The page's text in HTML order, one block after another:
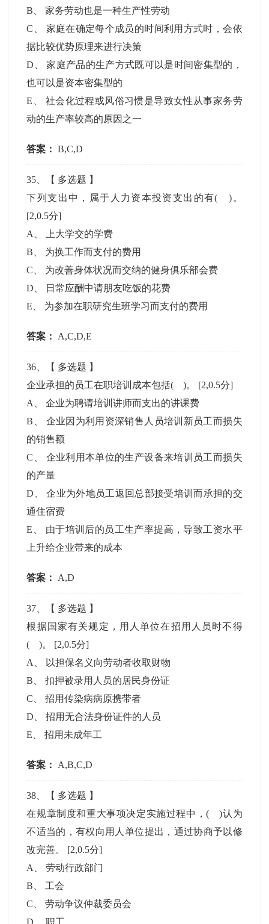
B 、家务劳动也是一种生产性劳动
C
家庭在确定每个成员的时间利用方式时，会依
据比较优势原理来进行决策
D 、家庭产品的生产方式既可以是时间密集型的，
也可以是资本密集型的
E
社会化过程或风俗习惯是导致女性从事家务劳
动的生产率较高的原因之一
答案： B,C,D
35 、【 多选题 】
下列支出中，属于人力资本投资支出的有( )。
[2,0.5分]
A
上大学交的学费
B
为换工作而支付的费用
C
为改善身体状况而交纳的健身俱乐部会费
D
日常应酬中请朋友吃饭的花费
E
为参加在职研究生班学习而支付的费用
答案： A,C,D,E
36 、【 多选题 】
企业承担的员工在职培训成本包括( )。 [2,0.5分]
A
、企业为聘请培训讲师而支出的讲课费
B
企业因为利用资深销售人员培训新员工而损失
的销售额
C
企业利用本单位的生产设备来培训员工而损失
的产量
D 、企业为外地员工返回总部接受培训而承担的交
通住宿费
E
由于培训后的员工生产率提高，导致工资水平
上升给企业带来的成本
答案： A,D
37 、【 多选题 】
根据国家有关规定，用人单位在招用人员时不得
( )。 [2,0.5分]
A
以担保名义向劳动者收取财物
B 、扣押被录用人员的居民身份证
C 、招用传染病病原携带者
D 、招用无合法身份证件的人员
E 、招用未成年工
答案： A,B,C,D
38 、【 多选题 】
在规章制度和重大事项决定实施过程中，( )认为
不适当的，有权向用人单位提出，通过协商予以修
改完善。 [2,0.5分]
A
、劳动行政部门
B
工会
C 、劳动争议仲裁委员会
D 、职工